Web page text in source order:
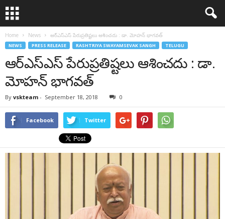
Home News ఆర్ఎస్ఎస్ పేరుప్రతిష్టలు ఆశించదు : డా. మోహన్ భాగవత్
NEWS PRESS RELEASE RASHTRIYA SWAYAMSEVAK SANGH TELUGU
ఆర్ఎస్ఎస్ పేరుప్రతిష్టలు ఆశించదు : డా.
మోహన్ భాగవత్
By vskteam - September 18, 2018 0
Facebook Twitter